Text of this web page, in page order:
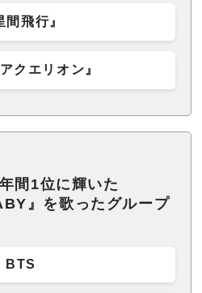
間飛行』
クエリオン』
間1位に輝いた
』を歌ったグループ
BTS